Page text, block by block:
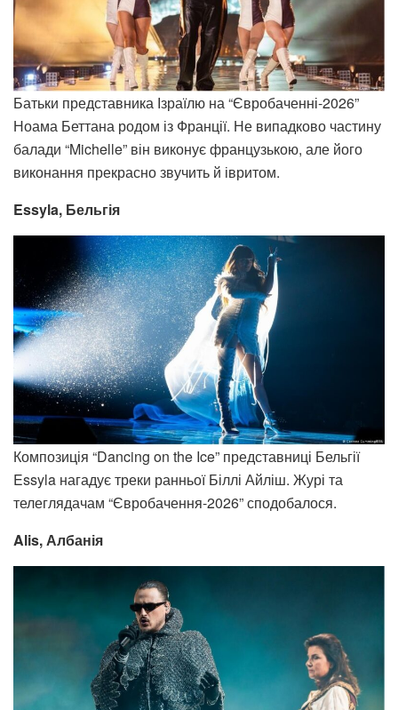
Батьки представника Ізраїлю на “Євробаченні-2026”
Ноама Беттана родом із Франції. Не випадково частину
балади “Michelle” він виконує французькою, але його
виконання прекрасно звучить й івритом.
Essyla, Бельгія
Композиція “Dancing on the Ice” представниці Бельгії
Essyla нагадує треки ранньої Біллі Айліш. Журі та
телеглядачам “Євробачення-2026” сподобалося.
Alis, Албанія